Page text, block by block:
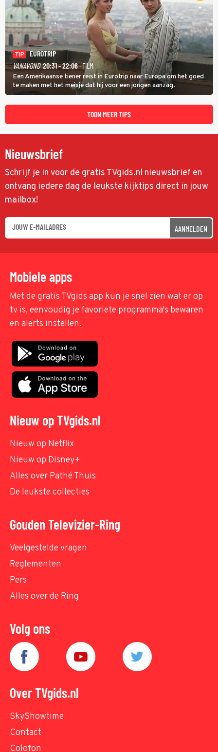
TIP
EUROTRIP
VANAVOND 20:31 - 22:06· FILM
Een Amerikaanse tiener reist in Eurotrip naar Europa om het goed
te maken met het meisje dat hij voor een jongen aanzag.
TOON MEER TIPS
Nieuwsbrief
Schrijf je in voor de gratis TVgids.nl nieuwsbrief en
ontvang iedere dag de leukste kijktips direct in jouw
mailbox!
AANMELDEN
Mobiele apps
Met de gratis TVgids app kun je snel zien wat er op
tv is, eenvoudig je favoriete programma's bewaren
en alerts instellen.
Nieuw op TVgids.nl
Nieuw op Netflix
Nieuw op Disney+
Alles over Pathé Thuis
De leukste collecties
Gouden Televizier-Ring
Veelgestelde vragen
Reglementen
Pers
Alles over de Ring
Volg ons
Over TVgids.nl
SkyShowtime
Contact
Colofon